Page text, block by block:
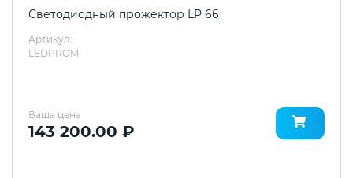
Светодиодный прожектор LP 66
Артикул:
LEDPROM
Ваша цена
143 200.00 ₽